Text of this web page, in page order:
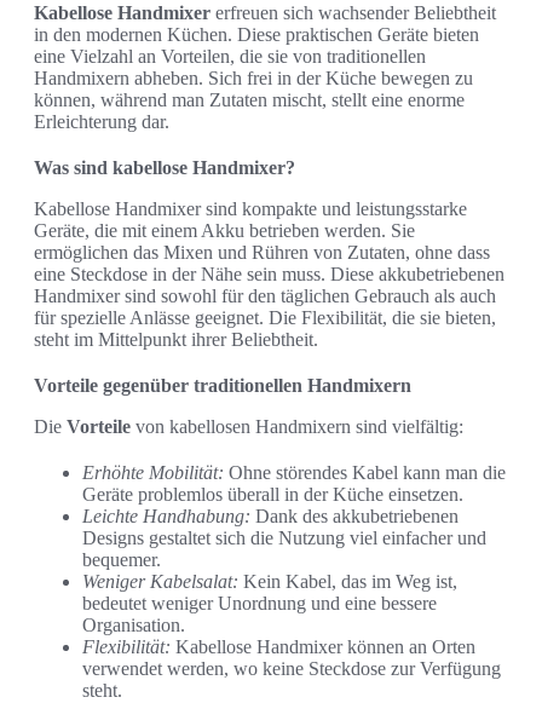
Kabellose Handmixer erfreuen sich wachsender Beliebtheit
in den modernen Küchen. Diese praktischen Geräte bieten
eine Vielzahl an Vorteilen, die sie von traditionellen
Handmixern abheben. Sich frei in der Küche bewegen zu
können, während man Zutaten mischt, stellt eine enorme
Erleichterung dar.
Was sind kabellose Handmixer?
Kabellose Handmixer sind kompakte und leistungsstarke
Geräte, die mit einem Akku betrieben werden. Sie
ermöglichen das Mixen und Rühren von Zutaten, ohne dass
eine Steckdose in der Nähe sein muss. Diese akkubetriebenen
Handmixer sind sowohl für den täglichen Gebrauch als auch
für spezielle Anlässe geeignet. Die Flexibilität, die sie bieten,
steht im Mittelpunkt ihrer Beliebtheit.
Vorteile gegenüber traditionellen Handmixern
Die Vorteile von kabellosen Handmixern sind vielfältig:
Erhöhte Mobilität: Ohne störendes Kabel kann man die
Geräte problemlos überall in der Küche einsetzen.
Leichte Handhabung: Dank des akkubetriebenen
Designs gestaltet sich die Nutzung viel einfacher und
bequemer.
Weniger Kabelsalat: Kein Kabel, das im Weg ist,
bedeutet weniger Unordnung und eine bessere
Organisation.
Flexibilität: Kabellose Handmixer können an Orten
verwendet werden, wo keine Steckdose zur Verfügung
steht.